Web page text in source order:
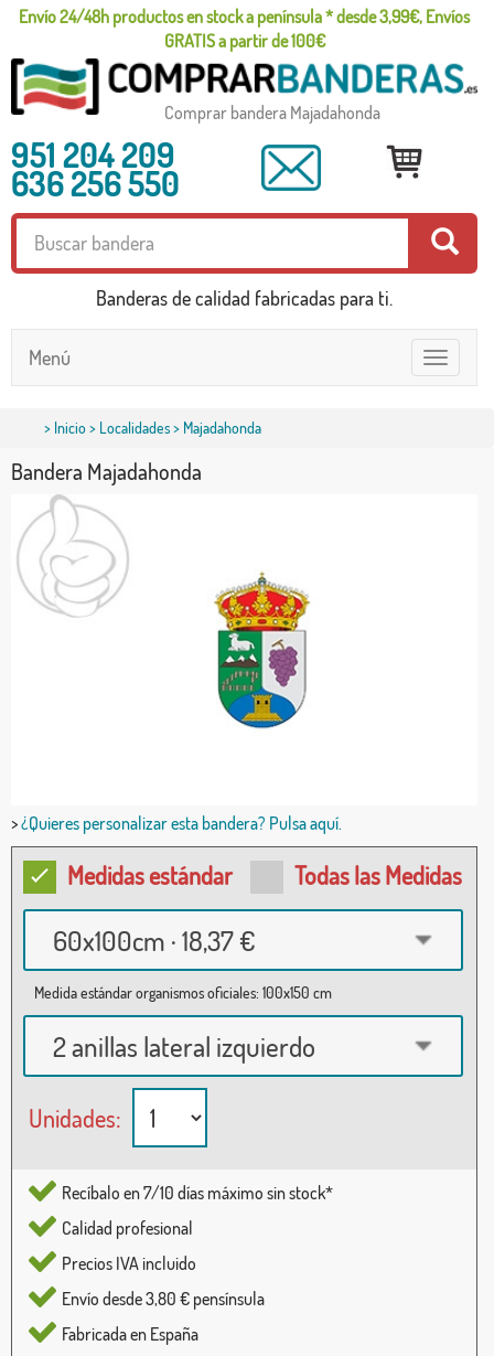
Envío 24/48h productos en stock a península * desde 3,99€, Envíos
GRATIS a partir de 100€
Comprar bandera Majadahonda
951 204 209
636 256 550
Banderas de calidad fabricadas para ti.
Toggle
navigation
Menú
> Inicio> Localidades> Majadahonda
Bandera Majadahonda
>¿Quieres personalizar esta bandera? Pulsa aquí.
Medidas estándar Todas las Medidas
60x100cm · 18,37 €
Medida estándar organismos oficiales: 100x150 cm
2 anillas lateral izquierdo
Unidades:
Recíbalo en 7/10 días máximo sin stock*
Calidad profesional
Precios IVA incluido
Envío desde 3,80 € pensínsula
Fabricada en España